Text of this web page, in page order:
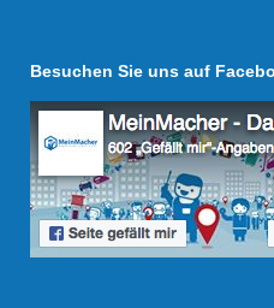
Besuchen Sie uns auf